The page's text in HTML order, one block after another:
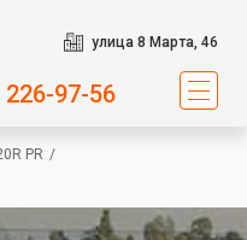
улица 8 Марта, 46
97-56
PR /